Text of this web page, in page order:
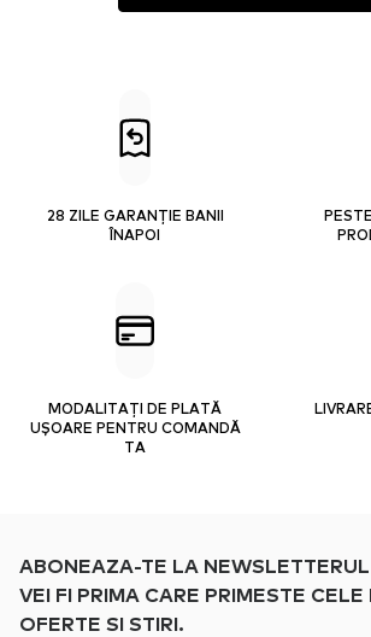
28 ZILE GARANȚIE BANII
ÎNAPOI
MODALITAȚI DE PLATĂ
UȘOARE PENTRU COMANDĂ
TA
ABONEAZA-TE LA NEWSLETTERUL
VEI FI PRIMA CARE PRIMESTE CELE
OFERTE SI STIRI.